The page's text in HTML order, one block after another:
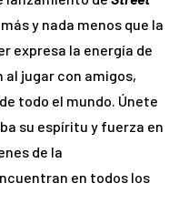
y nada menos que la
expresa la energía de
al jugar con amigos,
todo el mundo. Únete
su espíritu y fuerza en
de la
en todos los